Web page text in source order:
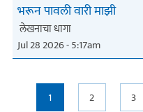
भरून पावली वारी माझी
लेखनाचा धागा
Jul 28 2026 - 5:17am
Pages
1 2 3